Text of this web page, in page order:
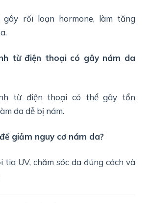
gây rối loạn hormone, làm tăng
từ điện thoại có gây nám da
từ điện thoại có thể gây tổn
da dễ bị nám.
giảm nguy cơ nám da?
tia UV, chăm sóc da đúng cách và